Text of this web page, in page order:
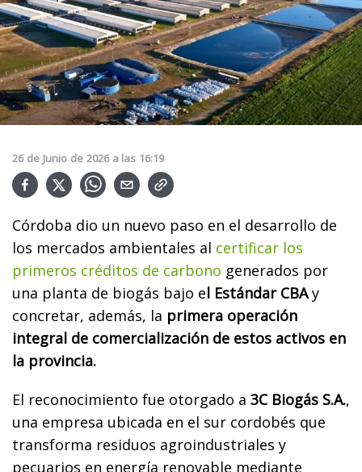
26 de Junio de 2026 a las 16:19
Córdoba dio un nuevo paso en el desarrollo de
los mercados ambientales al certificar los
primeros créditos de carbono generados por
una planta de biogás bajo el Estándar CBAy
concretar, además, la primera operación
integral de comercialización de estos activos en
la provincia.
El reconocimiento fue otorgado a 3C Biogás S.A.,
una empresa ubicada en el sur cordobés que
transforma residuos agroindustriales y
pecuarios en energía renovable mediante